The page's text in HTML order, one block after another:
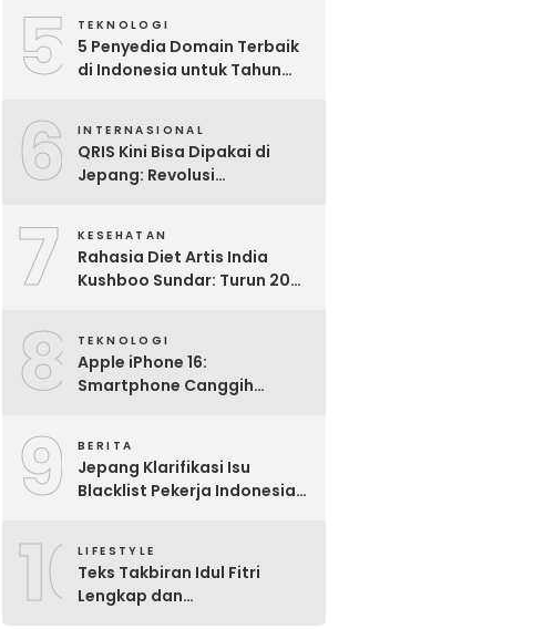
5 TEKNOLOGI
5 Penyedia Domain Terbaik
di Indonesia untuk Tahun
6 INTERNASIONAL
QRIS Kini Bisa Dipakai di
Jepang: Revolusi
7 KESEHATAN
Rahasia Diet Artis India
Kushboo Sundar: Turun 20
8 TEKNOLOGI
Apple iPhone 16:
Smartphone Canggih
9 BERITA
Jepang Klarifikasi Isu
Blacklist Pekerja Indonesia,
10LIFESTYLE
Teks Takbiran Idul Fitri
Lengkap dan